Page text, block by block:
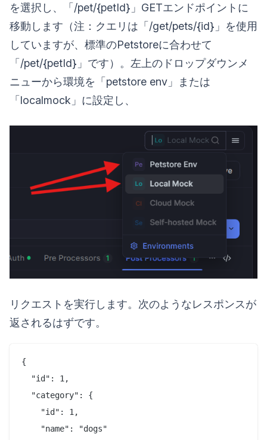
を選択し、「/pet/{petId}」GETエンドポイントに
移動します（注：クエリは「/get/pets/{id}」を使用
していますが、標準のPetstoreに合わせて
「/pet/{petId}」です）。左上のドロップダウンメ
ニューから環境を「petstore env」または
「localmock」に設定し、
リクエストを実行します。次のようなレスポンスが
返されるはずです。
{
  "id": 1,
  "category": {
    "id": 1,
    "name": "dogs"